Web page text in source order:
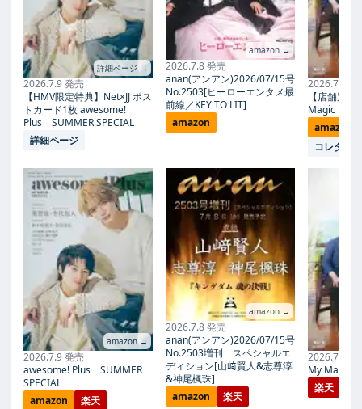
詳細ページ →
2026.7.9 発売
【HMV限定特典】Net×JJ ポス
トカード1枚 awesome!
Plus SUMMER SPECIAL
詳細ページ
amazon →
2026.7.9 発売
awesome! Plus SUMMER
SPECIAL
amazon
楽天
amazon →
2026.7.8 発売
anan(アンアン)2026/07/15号
No.2503[ヒーローエンタメ最
前線／KEY TO LIT]
amazon
amazon →
2026.7.8 発売
anan(アンアン)2026/07/15号
No.2503増刊 スペシャルエ
ディション[山﨑賢人&志尊淳
&神尾楓珠]
amazon
楽天
2026.7.27
【店舗別
Magic
amazon
コレタメ
2026.7.27
My Magic
楽天